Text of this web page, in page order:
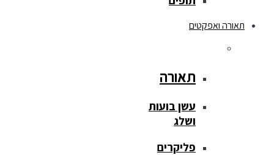
תאורה ואפקטים
תאורה
עשן בועות
ושלג
פליקרים